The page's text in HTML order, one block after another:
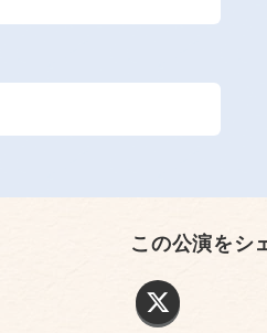
この公演をシ